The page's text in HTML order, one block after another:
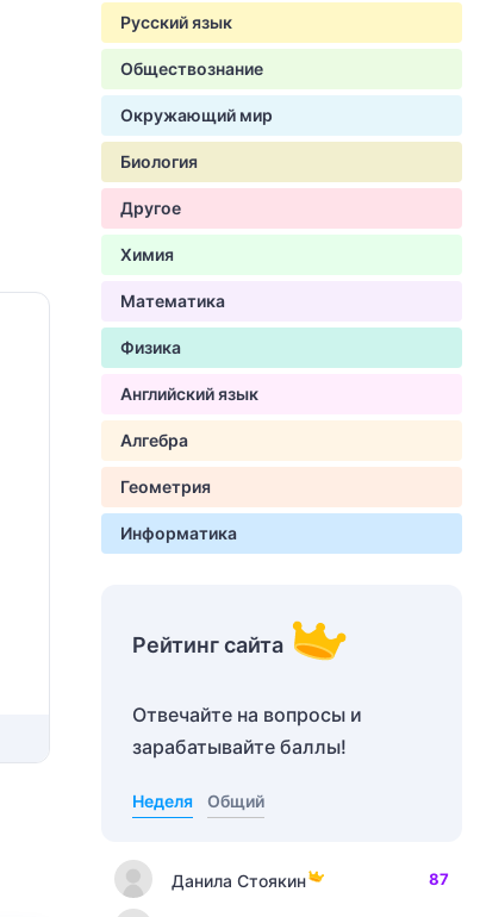
Русский язык
Обществознание
Окружающий мир
Биология
Другое
Химия
Математика
Физика
Английский язык
Алгебра
Геометрия
Информатика
Рейтинг сайта
Отвечайте на вопросы и
зарабатывайте баллы!
Неделя Общий
Данила Стоякин 87